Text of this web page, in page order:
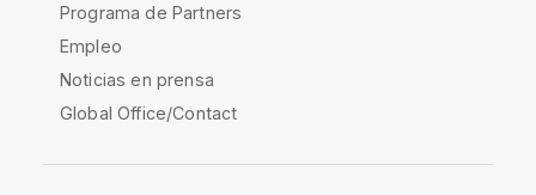
Programa de Partners
Empleo
Noticias en prensa
Global Office/Contact